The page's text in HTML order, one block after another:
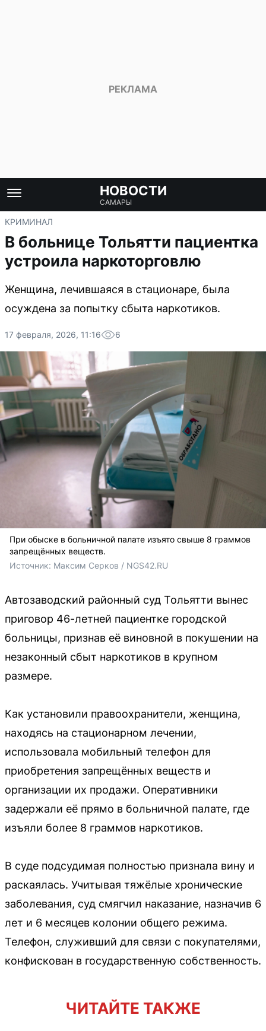
НОВОСТИ
САМАРЫ
КРИМИНАЛ
В больнице Тольятти пациентка
устроила наркоторговлю
Женщина, лечившаяся в стационаре, была
осуждена за попытку сбыта наркотиков.
17 февраля, 2026, 11:16 6
При обыске в больничной палате изъято свыше 8 граммов
запрещённых веществ.
Источник: Максим Серков / NGS42.RU
Автозаводский районный суд Тольятти вынес
приговор 46-летней пациентке городской
больницы, признав её виновной в покушении на
незаконный сбыт наркотиков в крупном
размере.
Как установили правоохранители, женщина,
находясь на стационарном лечении,
использовала мобильный телефон для
приобретения запрещённых веществ и
организации их продажи. Оперативники
задержали её прямо в больничной палате, где
изъяли более 8 граммов наркотиков.
В суде подсудимая полностью признала вину и
раскаялась. Учитывая тяжёлые хронические
заболевания, суд смягчил наказание, назначив 6
лет и 6 месяцев колонии общего режима.
Телефон, служивший для связи с покупателями,
конфискован в государственную собственность.
ЧИТАЙТЕ ТАКЖЕ